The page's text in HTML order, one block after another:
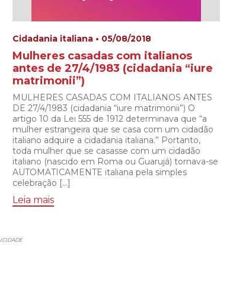
Cidadania italiana • 05/08/2018
Mulheres casadas com italianos
antes de 27/4/1983 (cidadania “iure
matrimonii”)
MULHERES CASADAS COM ITALIANOS ANTES
DE 27/4/1983 (cidadania “iure matrimonii”) O
artigo 10 da Lei 555 de 1912 determinava que “a
mulher estrangeira que se casa com um cidadão
italiano adquire a cidadania italiana.” Portanto,
toda mulher que se casasse com um cidadão
italiano (nascido em Roma ou Guarujá) tornava-se
AUTOMATICAMENTE italiana pela simples
celebração […]
Leia mais